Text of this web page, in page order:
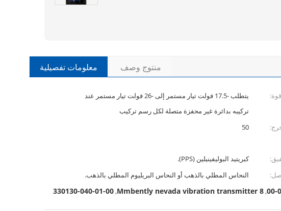
معلومات تفصيلية منتوج وصف
قوة:
يتطلب -17.5 فولت تيار مستمر إلى -26 فولت تيار مستمر عند
تركيبه بدائرة غير محفزة متصلة لكل رسم تركيب
50
كبريتيد البوليفينيلين (PPS).
النحاس المطلي بالذهب أو النحاس البريليوم المطلي بالذهب.
,
8 Mmbently nevada vibration transmitter
,
330130-040-01-00